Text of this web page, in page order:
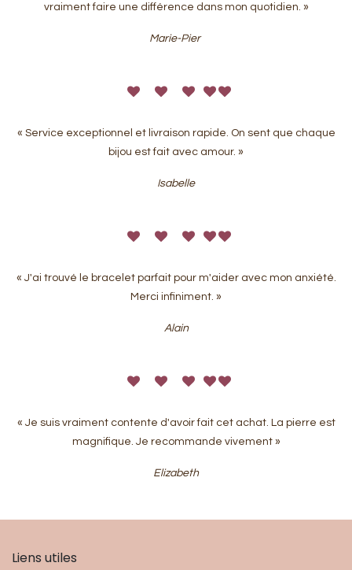
vraiment faire une différence dans mon quotidien. »
Marie-Pier
« Service exceptionnel et livraison rapide. On sent que chaque
bijou est fait avec amour. »
Isabelle
« J'ai trouvé le bracelet parfait pour m'aider avec mon anxiété.
Merci infiniment. »
Alain
« Je suis vraiment contente d'avoir fait cet achat. La pierre est
magnifique. Je recommande vivement »
Elizabeth
Liens utiles